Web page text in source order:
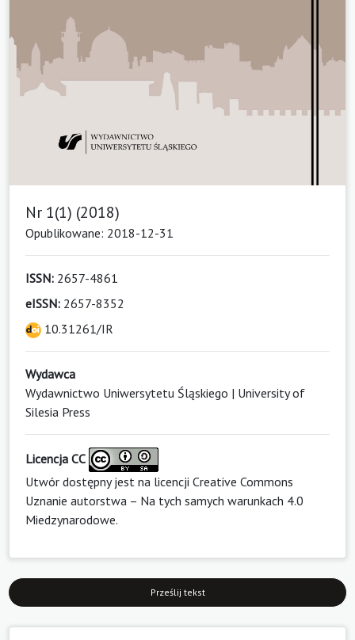
Nr 1(1) (2018)
Opublikowane: 2018-12-31
ISSN: 2657-4861
eISSN: 2657-8352
10.31261/IR
Wydawca
Wydawnictwo Uniwersytetu Śląskiego | University of
Silesia Press
Licencja CC
Utwór dostępny jest na licencji Creative Commons
Uznanie autorstwa – Na tych samych warunkach 4.0
Miedzynarodowe.
Prześlij tekst